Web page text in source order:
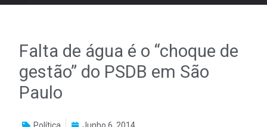
Falta de água é o “choque de
gestão” do PSDB em São
Paulo